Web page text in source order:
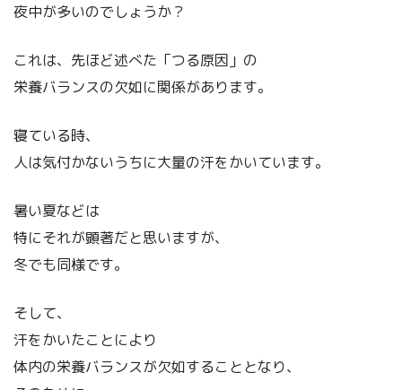
夜中が多いのでしょうか？
これは、先ほど述べた「つる原因」の
栄養バランスの欠如に関係があります。
寝ている時、
人は気付かないうちに大量の汗をかいています。
暑い夏などは
特にそれが顕著だと思いますが、
冬でも同様です。
そして、
汗をかいたことにより
体内の栄養バランスが欠如することとなり、